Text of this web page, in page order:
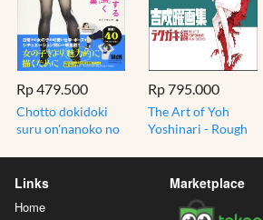
Rp 479.500
Chotto dokidoki
suru on'nanoko no
Rp 795.000
The Art of Yoh
Yoshinari - Rough
Links
Home
Marketplace